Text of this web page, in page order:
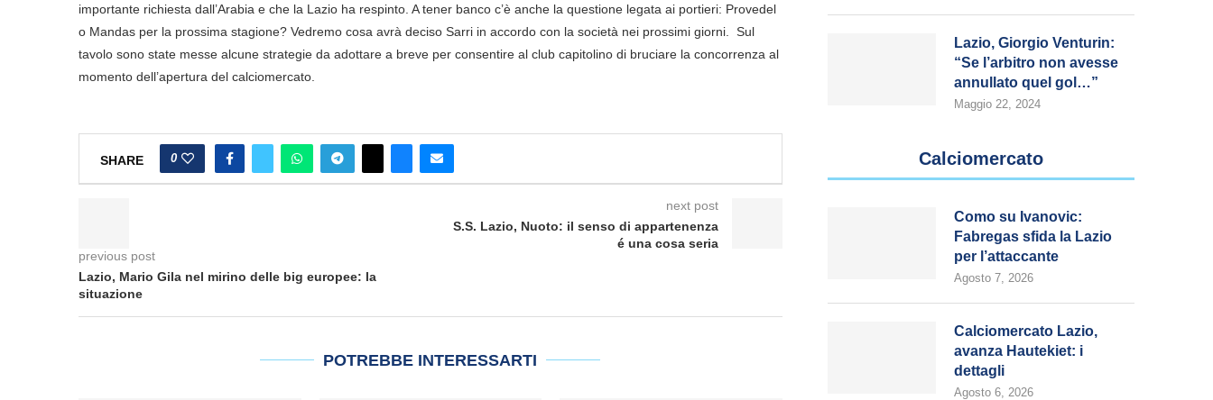
importante richiesta dall’Arabia e che la Lazio ha respinto. A tener banco c’è anche la questione legata ai portieri: Provedel
o Mandas per la prossima stagione? Vedremo cosa avrà deciso Sarri in accordo con la società nei prossimi giorni. Sul
tavolo sono state messe alcune strategie da adottare a breve per consentire al club capitolino di bruciare la concorrenza al
momento dell’apertura del calciomercato.
SHARE 0
previous post
Lazio, Mario Gila nel mirino delle big europee: la
situazione
next post
S.S. Lazio, Nuoto: il senso di appartenenza
é una cosa seria
POTREBBE INTERESSARTI
Lazio, Giorgio Venturin:
“Se l’arbitro non avesse
annullato quel gol…”
Maggio 22, 2024
Calciomercato
Como su Ivanovic:
Fabregas sfida la Lazio
per l’attaccante
Agosto 7, 2026
Calciomercato Lazio,
avanza Hautekiet: i
dettagli
Agosto 6, 2026